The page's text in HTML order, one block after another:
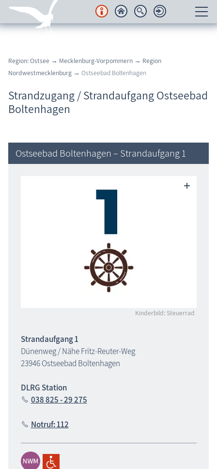
Regionales
Urlaubsorte
Karten
Wissenswertes
Region: Ostsee → Mecklenburg-Vorpommern → Region
Nordwestmecklenburg → Ostseebad Boltenhagen
Strandzugang / Strandaufgang Ostseebad
Boltenhagen
Ostseebad Boltenhagen – Strandaufgang 1
Kinderbild: Steuerrad
Strandaufgang 1
Dünenweg / Nähe Fritz-Reuter-Weg
23946 Ostseebad Boltenhagen
DLRG Station
038 825 - 29 275
Notruf: 112